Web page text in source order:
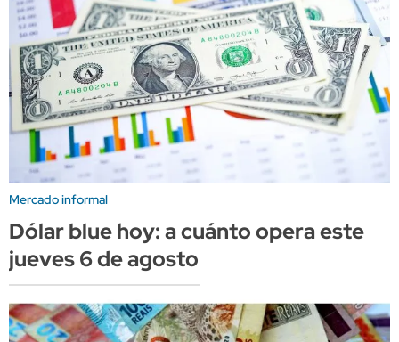
Mercado informal
Dólar blue hoy: a cuánto opera este
jueves 6 de agosto